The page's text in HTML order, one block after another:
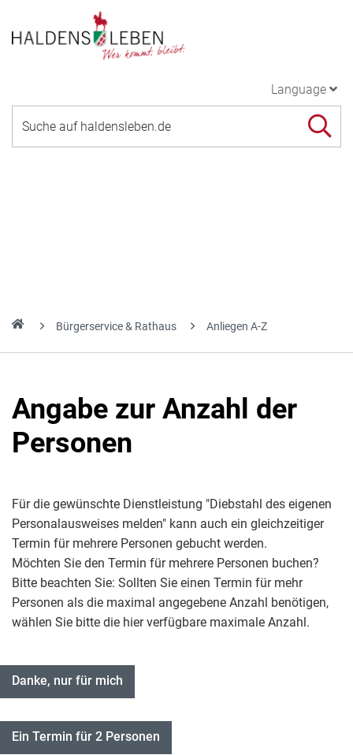
Language
Bürgerservice & Rathaus Anliegen A-Z
Angabe zur Anzahl der
Personen
Für die gewünschte Dienstleistung "Diebstahl des eigenen
Personalausweises melden" kann auch ein gleichzeitiger
Termin für mehrere Personen gebucht werden.
Möchten Sie den Termin für mehrere Personen buchen?
Bitte beachten Sie: Sollten Sie einen Termin für mehr
Personen als die maximal angegebene Anzahl benötigen,
wählen Sie bitte die hier verfügbare maximale Anzahl.
Danke, nur für mich
Ein Termin für 2 Personen